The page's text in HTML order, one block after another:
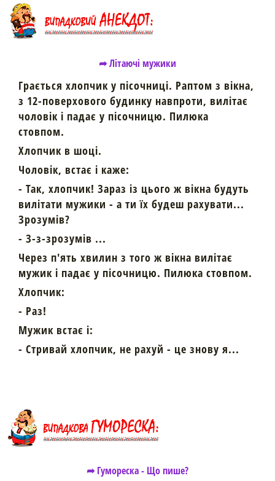
➦ Літаючі мужики
Грається хлопчик у пісочниці. Раптом з вікна,
з 12-поверхового будинку навпроти, вилітає
чоловік і падає у пісочницю. Пилюка
стовпом.
Хлопчик в шоці.
Чоловік, встає і каже:
- Так, хлопчик! Зараз із цього ж вікна будуть
вилітати мужики - а ти їх будеш рахувати...
Зрозумів?
- З-з-зрозумів ...
Через п'ять хвилин з того ж вікна вилітає
мужик і падає у пісочницю. Пилюка стовпом.
Хлопчик:
- Раз!
Мужик встає і:
- Стривай хлопчик, не рахуй - це знову я...
➦ Гумореска - Що пише?